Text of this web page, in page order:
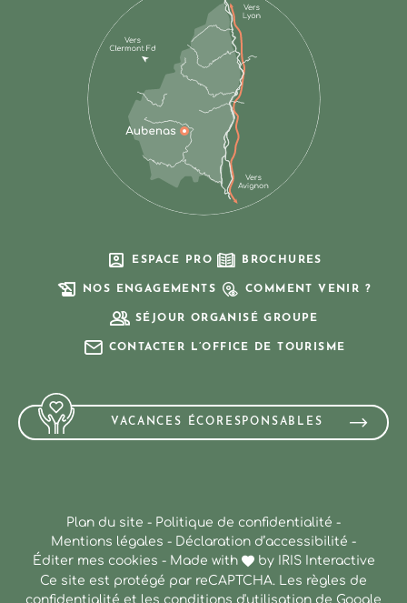
ESPACE PRO BROCHURES
NOS ENGAGEMENTS COMMENT VENIR ?
SÉJOUR ORGANISÉ GROUPE
CONTACTER L’OFFICE DE TOURISME
VACANCES ÉCORESPONSABLES
Plan du site - Politique de confidentialité -
Mentions légales - Déclaration d’accessibilité -
Éditer mes cookies - Made with by
IRIS Interactive
Ce site est protégé par reCAPTCHA. Les règles de
confidentialité et les conditions d'utilisation de Google